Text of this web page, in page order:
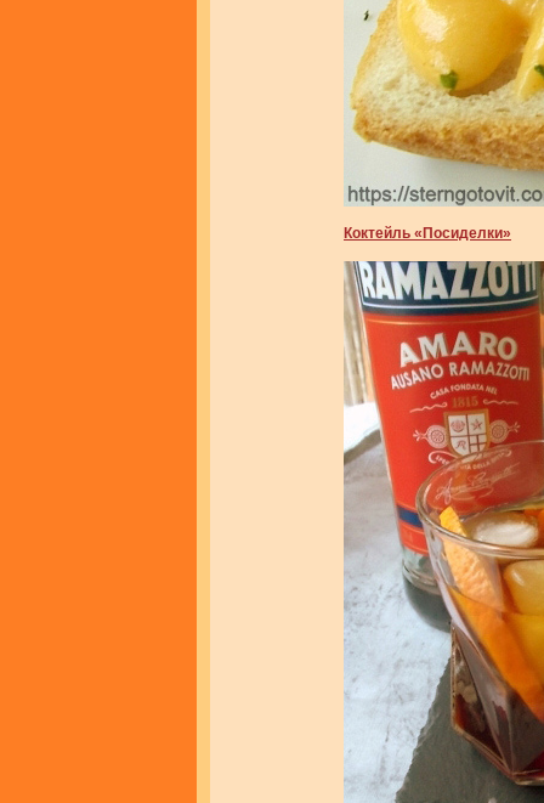
Коктейль «Посиделки»